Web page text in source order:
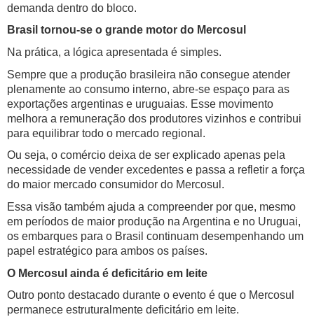
demanda dentro do bloco.
Brasil tornou-se o grande motor do Mercosul
Na prática, a lógica apresentada é simples.
Sempre que a produção brasileira não consegue atender
plenamente ao consumo interno, abre-se espaço para as
exportações argentinas e uruguaias. Esse movimento
melhora a remuneração dos produtores vizinhos e contribui
para equilibrar todo o mercado regional.
Ou seja, o comércio deixa de ser explicado apenas pela
necessidade de vender excedentes e passa a refletir a força
do maior mercado consumidor do Mercosul.
Essa visão também ajuda a compreender por que, mesmo
em períodos de maior produção na Argentina e no Uruguai,
os embarques para o Brasil continuam desempenhando um
papel estratégico para ambos os países.
O Mercosul ainda é deficitário em leite
Outro ponto destacado durante o evento é que o Mercosul
permanece estruturalmente deficitário em leite.